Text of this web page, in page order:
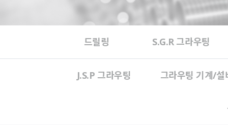
드릴링 S.G.R 그라우팅
J.S.P 그라우팅 그라우팅 기계/설